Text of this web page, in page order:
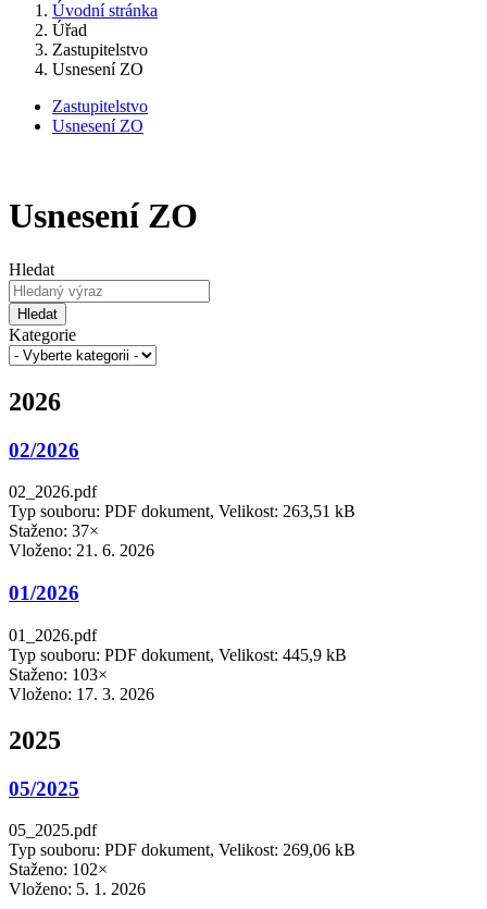
Úvodní stránka
Úřad
Zastupitelstvo
Usnesení ZO
Zastupitelstvo
Usnesení ZO
Usnesení ZO
Hledat
Hledat
Kategorie
2026
02/2026
02_2026.pdf
Typ souboru: PDF dokument, Velikost: 263,51 kB
Staženo: 37×
Vloženo: 21. 6. 2026
01/2026
01_2026.pdf
Typ souboru: PDF dokument, Velikost: 445,9 kB
Staženo: 103×
Vloženo: 17. 3. 2026
2025
05/2025
05_2025.pdf
Typ souboru: PDF dokument, Velikost: 269,06 kB
Staženo: 102×
Vloženo: 5. 1. 2026